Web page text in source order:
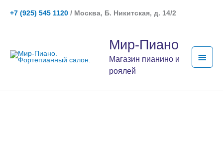
+7 (925) 545 1120 / Москва, Б. Никитская, д. 14/2
Мир-Пиано
Магазин пианино и
роялей
меню